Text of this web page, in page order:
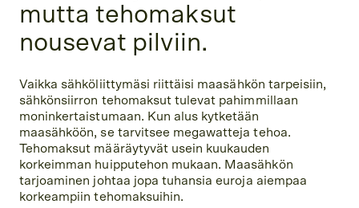
mutta tehomaksut
nousevat pilviin.
Vaikka sähköliittymäsi riittäisi maasähkön tarpeisiin,
sähkönsiirron tehomaksut tulevat pahimmillaan
moninkertaistumaan. Kun alus kytketään
maasähköön, se tarvitsee megawatteja tehoa.
Tehomaksut määräytyvät usein kuukauden
korkeimman huipputehon mukaan. Maasähkön
tarjoaminen johtaa jopa tuhansia euroja aiempaa
korkeampiin tehomaksuihin.